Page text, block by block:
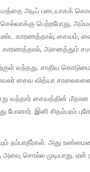
பெற்றபோது,
காரணத்தால், சைவம்,
காரணத்தால், அனைத்தும்
சைவ வித்யா சாலைகளை
இனி சிதம்பரம்
சொல்ல முடியாது. ஏன்